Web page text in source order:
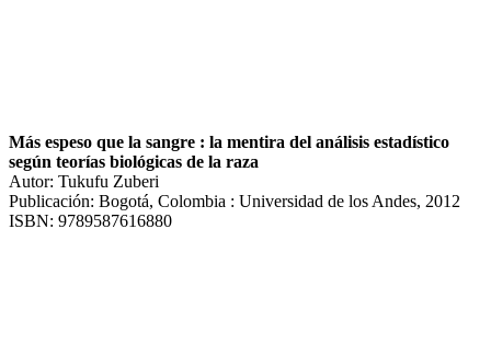
Más espeso que la sangre : la mentira del análisis estadístico
según teorías biológicas de la raza
Autor: Tukufu Zuberi
Publicación: Bogotá, Colombia : Universidad de los Andes, 2012
ISBN: 9789587616880